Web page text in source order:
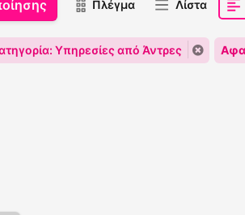
Πλέγμα Λίστα
Υπηρεσίες από Άντρες